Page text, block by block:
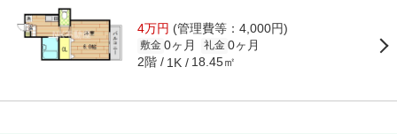
4万円 (管理費等：4,000円)
敷金 0ヶ月 礼金 0ヶ月
2階 1K 18.45㎡